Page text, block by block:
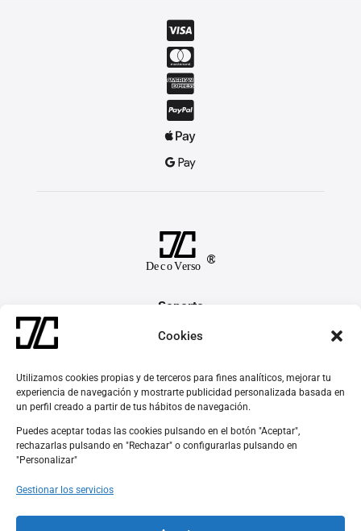
Cookies
Utilizamos cookies propias y de terceros para fines analíticos, mejorar tu
experiencia de navegación y mostrarte publicidad personalizada basada en
un perfil creado a partir de tus hábitos de navegación.
Puedes aceptar todas las cookies pulsando en el botón "Aceptar",
rechazarlas pulsando en "Rechazar" o configurarlas pulsando en
"Personalizar"
Gestionar los servicios






Soporte
Contacto
Devoluciones y Garantías
Síguenos
